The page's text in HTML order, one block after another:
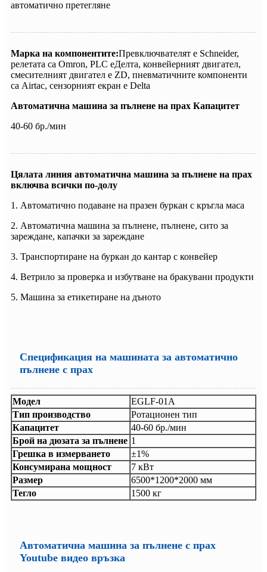
автоматично претегляне
Марка на компонентите:Превключвателят е Schneider,
релетата са Omron, PLC еДелта, конвейерният двигател,
смесителният двигател е ZD, пневматичните компоненти
са Airtac, сензорният екран е Delta
Автоматична машина за пълнене на прах Капацитет
40-60 бр./мин
Цялата линия автоматична машина за пълнене на прах
включва всички по-долу
1. Автоматично подаване на празен буркан с кръгла маса
2. Автоматична машина за пълнене, пълнене, сито за
зареждане, капачки за зареждане
3. Транспортиране на буркан до кантар с конвейер
4. Ветрило за проверка и избутване на бракувани продукти
5. Машина за етикетиране на дъното
Спецификация на машината за автоматично
пълнене с прах
Модел
EGLF-01A
Тип производство
Ротационен тип
Капацитет
40-60 бр./мин
Брой на дюзата за пълнене 1
Грешка в измерването
±1%
Консумирана мощност
7 кВт
Размер
6500*1200*2000 мм
Тегло
1500 кг
Автоматична машина за пълнене с прах
Youtube видео връзка